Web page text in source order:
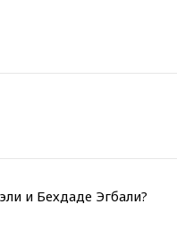
и Бехдаде Эгбали?